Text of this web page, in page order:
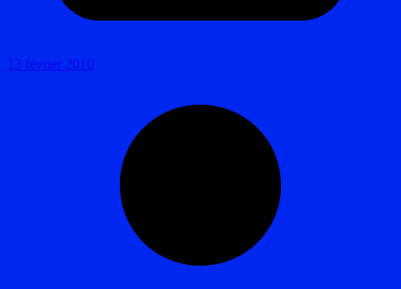
13 février 2010